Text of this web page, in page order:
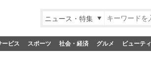
ニュース・特集
ービス スポーツ 社会・経済 グルメ ビューティ